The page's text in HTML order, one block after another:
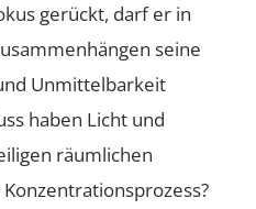
gerückt, darf er in
seine
Unmittelbarkeit
haben Licht und
räumlichen